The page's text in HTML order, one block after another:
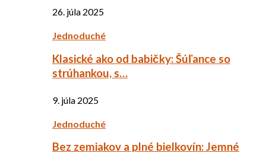
26. júla 2025
Jednoduché
Klasické ako od babičky: Šúľance so
strúhankou, s…
9. júla 2025
Jednoduché
Bez zemiakov a plné bielkovín: Jemné